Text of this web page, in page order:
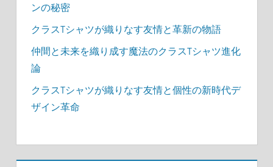
ンの秘密
クラスTシャツが織りなす友情と革新の物語
仲間と未来を織り成す魔法のクラスTシャツ進化
論
クラスTシャツが織りなす友情と個性の新時代デ
ザイン革命